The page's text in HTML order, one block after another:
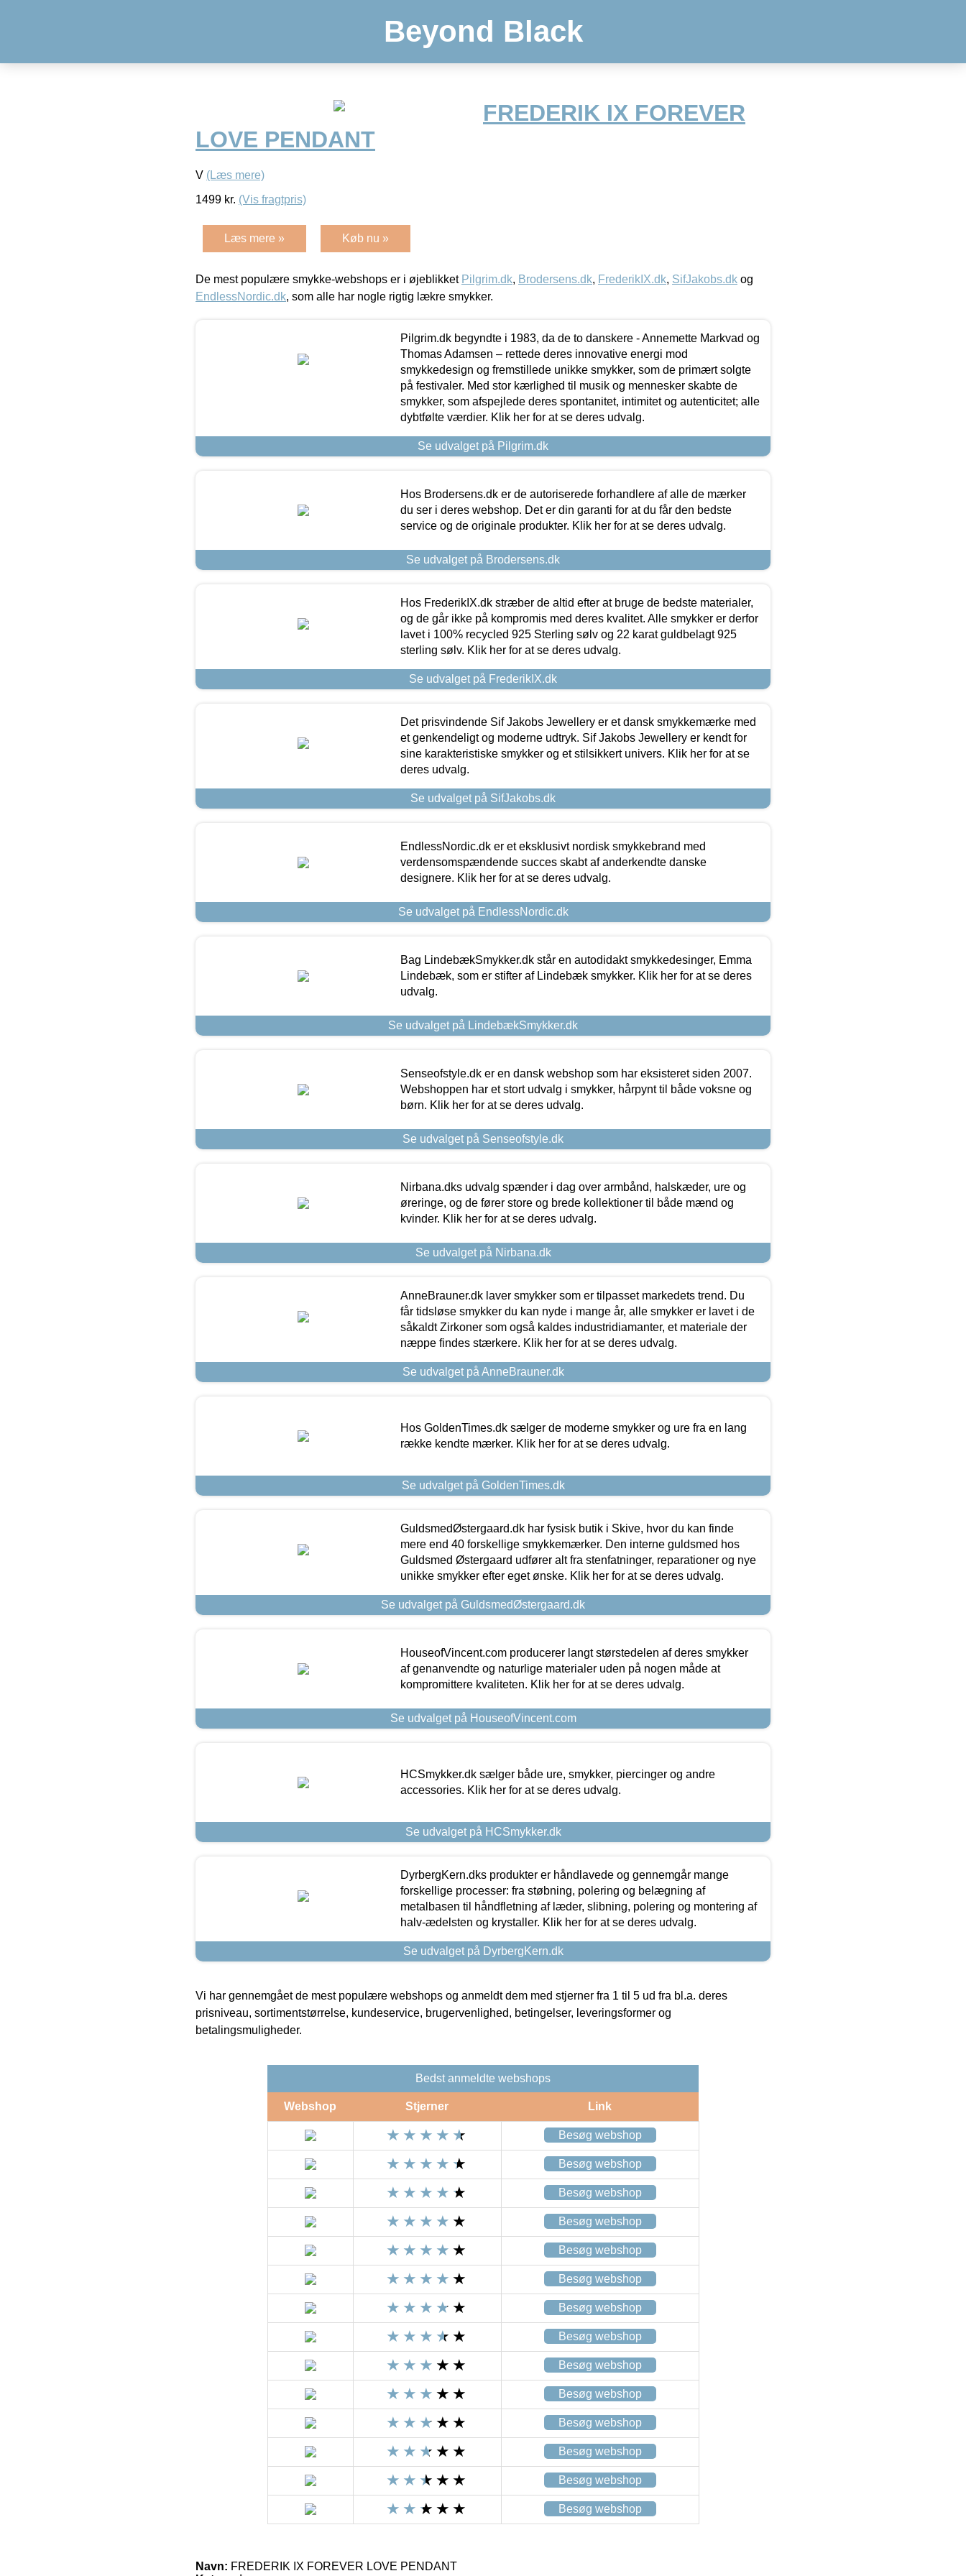
Beyond Black
FREDERIK IX FOREVER
LOVE PENDANT
V (Læs mere)
1499 kr. (Vis fragtpris)
Læs mere » Køb nu »
De mest populære smykke-webshops er i øjeblikket Pilgrim.dk, Brodersens.dk, FrederikIX.dk, SifJakobs.dk og
EndlessNordic.dk, som alle har nogle rigtig lækre smykker.
Pilgrim.dk begyndte i 1983, da de to danskere - Annemette Markvad og
Thomas Adamsen – rettede deres innovative energi mod
smykkedesign og fremstillede unikke smykker, som de primært solgte
på festivaler. Med stor kærlighed til musik og mennesker skabte de
smykker, som afspejlede deres spontanitet, intimitet og autenticitet; alle
dybtfølte værdier. Klik her for at se deres udvalg.
Se udvalget på Pilgrim.dk
Hos Brodersens.dk er de autoriserede forhandlere af alle de mærker
du ser i deres webshop. Det er din garanti for at du får den bedste
service og de originale produkter. Klik her for at se deres udvalg.
Se udvalget på Brodersens.dk
Hos FrederikIX.dk stræber de altid efter at bruge de bedste materialer,
og de går ikke på kompromis med deres kvalitet. Alle smykker er derfor
lavet i 100% recycled 925 Sterling sølv og 22 karat guldbelagt 925
sterling sølv. Klik her for at se deres udvalg.
Se udvalget på FrederikIX.dk
Det prisvindende Sif Jakobs Jewellery er et dansk smykkemærke med
et genkendeligt og moderne udtryk. Sif Jakobs Jewellery er kendt for
sine karakteristiske smykker og et stilsikkert univers. Klik her for at se
deres udvalg.
Se udvalget på SifJakobs.dk
EndlessNordic.dk er et eksklusivt nordisk smykkebrand med
verdensomspændende succes skabt af anderkendte danske
designere. Klik her for at se deres udvalg.
Se udvalget på EndlessNordic.dk
Bag LindebækSmykker.dk står en autodidakt smykkedesinger, Emma
Lindebæk, som er stifter af Lindebæk smykker. Klik her for at se deres
udvalg.
Se udvalget på LindebækSmykker.dk
Senseofstyle.dk er en dansk webshop som har eksisteret siden 2007.
Webshoppen har et stort udvalg i smykker, hårpynt til både voksne og
børn. Klik her for at se deres udvalg.
Se udvalget på Senseofstyle.dk
Nirbana.dks udvalg spænder i dag over armbånd, halskæder, ure og
øreringe, og de fører store og brede kollektioner til både mænd og
kvinder. Klik her for at se deres udvalg.
Se udvalget på Nirbana.dk
AnneBrauner.dk laver smykker som er tilpasset markedets trend. Du
får tidsløse smykker du kan nyde i mange år, alle smykker er lavet i de
såkaldt Zirkoner som også kaldes industridiamanter, et materiale der
næppe findes stærkere. Klik her for at se deres udvalg.
Se udvalget på AnneBrauner.dk
Hos GoldenTimes.dk sælger de moderne smykker og ure fra en lang
række kendte mærker. Klik her for at se deres udvalg.
Se udvalget på GoldenTimes.dk
GuldsmedØstergaard.dk har fysisk butik i Skive, hvor du kan finde
mere end 40 forskellige smykkemærker. Den interne guldsmed hos
Guldsmed Østergaard udfører alt fra stenfatninger, reparationer og nye
unikke smykker efter eget ønske. Klik her for at se deres udvalg.
Se udvalget på GuldsmedØstergaard.dk
HouseofVincent.com producerer langt størstedelen af deres smykker
af genanvendte og naturlige materialer uden på nogen måde at
kompromittere kvaliteten. Klik her for at se deres udvalg.
Se udvalget på HouseofVincent.com
HCSmykker.dk sælger både ure, smykker, piercinger og andre
accessories. Klik her for at se deres udvalg.
Se udvalget på HCSmykker.dk
DyrbergKern.dks produkter er håndlavede og gennemgår mange
forskellige processer: fra støbning, polering og belægning af
metalbasen til håndfletning af læder, slibning, polering og montering af
halv-ædelsten og krystaller. Klik her for at se deres udvalg.
Se udvalget på DyrbergKern.dk
Vi har gennemgået de mest populære webshops og anmeldt dem med stjerner fra 1 til 5 ud fra bl.a. deres
prisniveau, sortimentstørrelse, kundeservice, brugervenlighed, betingelser, leveringsformer og
betalingsmuligheder.
Bedst anmeldte webshops
Webshop Stjerner Link
Besøg webshop
Besøg webshop
Besøg webshop
Besøg webshop
Besøg webshop
Besøg webshop
Besøg webshop
Besøg webshop
Besøg webshop
Besøg webshop
Besøg webshop
Besøg webshop
Besøg webshop
Besøg webshop
Navn: FREDERIK IX FOREVER LOVE PENDANT